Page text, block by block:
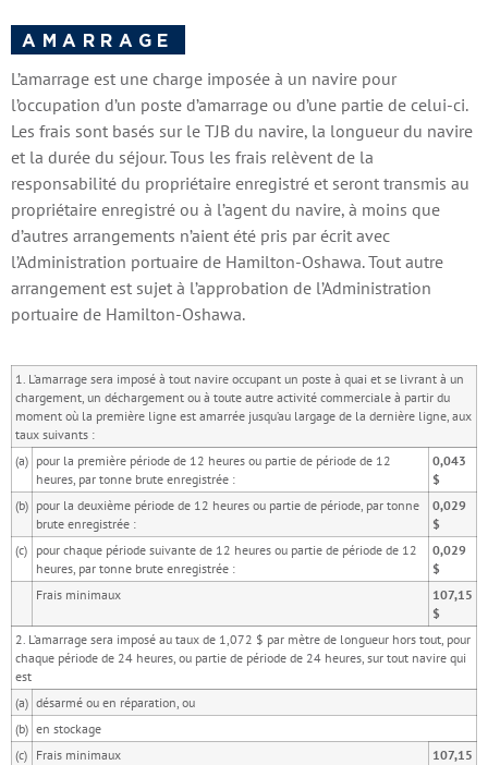
AMARRAGE
L’amarrage est une charge imposée à un navire pour
l’occupation d’un poste d’amarrage ou d’une partie de celui-ci.
Les frais sont basés sur le TJB du navire, la longueur du navire
et la durée du séjour. Tous les frais relèvent de la
responsabilité du propriétaire enregistré et seront transmis au
propriétaire enregistré ou à l’agent du navire, à moins que
d’autres arrangements n’aient été pris par écrit avec
l’Administration portuaire de Hamilton-Oshawa. Tout autre
arrangement est sujet à l’approbation de l’Administration
portuaire de Hamilton-Oshawa.
1. L’amarrage sera imposé à tout navire occupant un poste à quai et se livrant à un
chargement, un déchargement ou à toute autre activité commerciale à partir du
moment où la première ligne est amarrée jusqu’au largage de la dernière ligne, aux
taux suivants :
(a) pour la première période de 12 heures ou partie de période de 12
heures, par tonne brute enregistrée :
0,043
$
(b) pour la deuxième période de 12 heures ou partie de période, par tonne
brute enregistrée :
0,029
$
(c) pour chaque période suivante de 12 heures ou partie de période de 12
heures, par tonne brute enregistrée :
0,029
$
Frais minimaux
107,15
$
2. L’amarrage sera imposé au taux de 1,072 $ par mètre de longueur hors tout, pour
chaque période de 24 heures, ou partie de période de 24 heures, sur tout navire qui
est
(a) désarmé ou en réparation, ou
(b) en stockage
(c) Frais minimaux
107,15